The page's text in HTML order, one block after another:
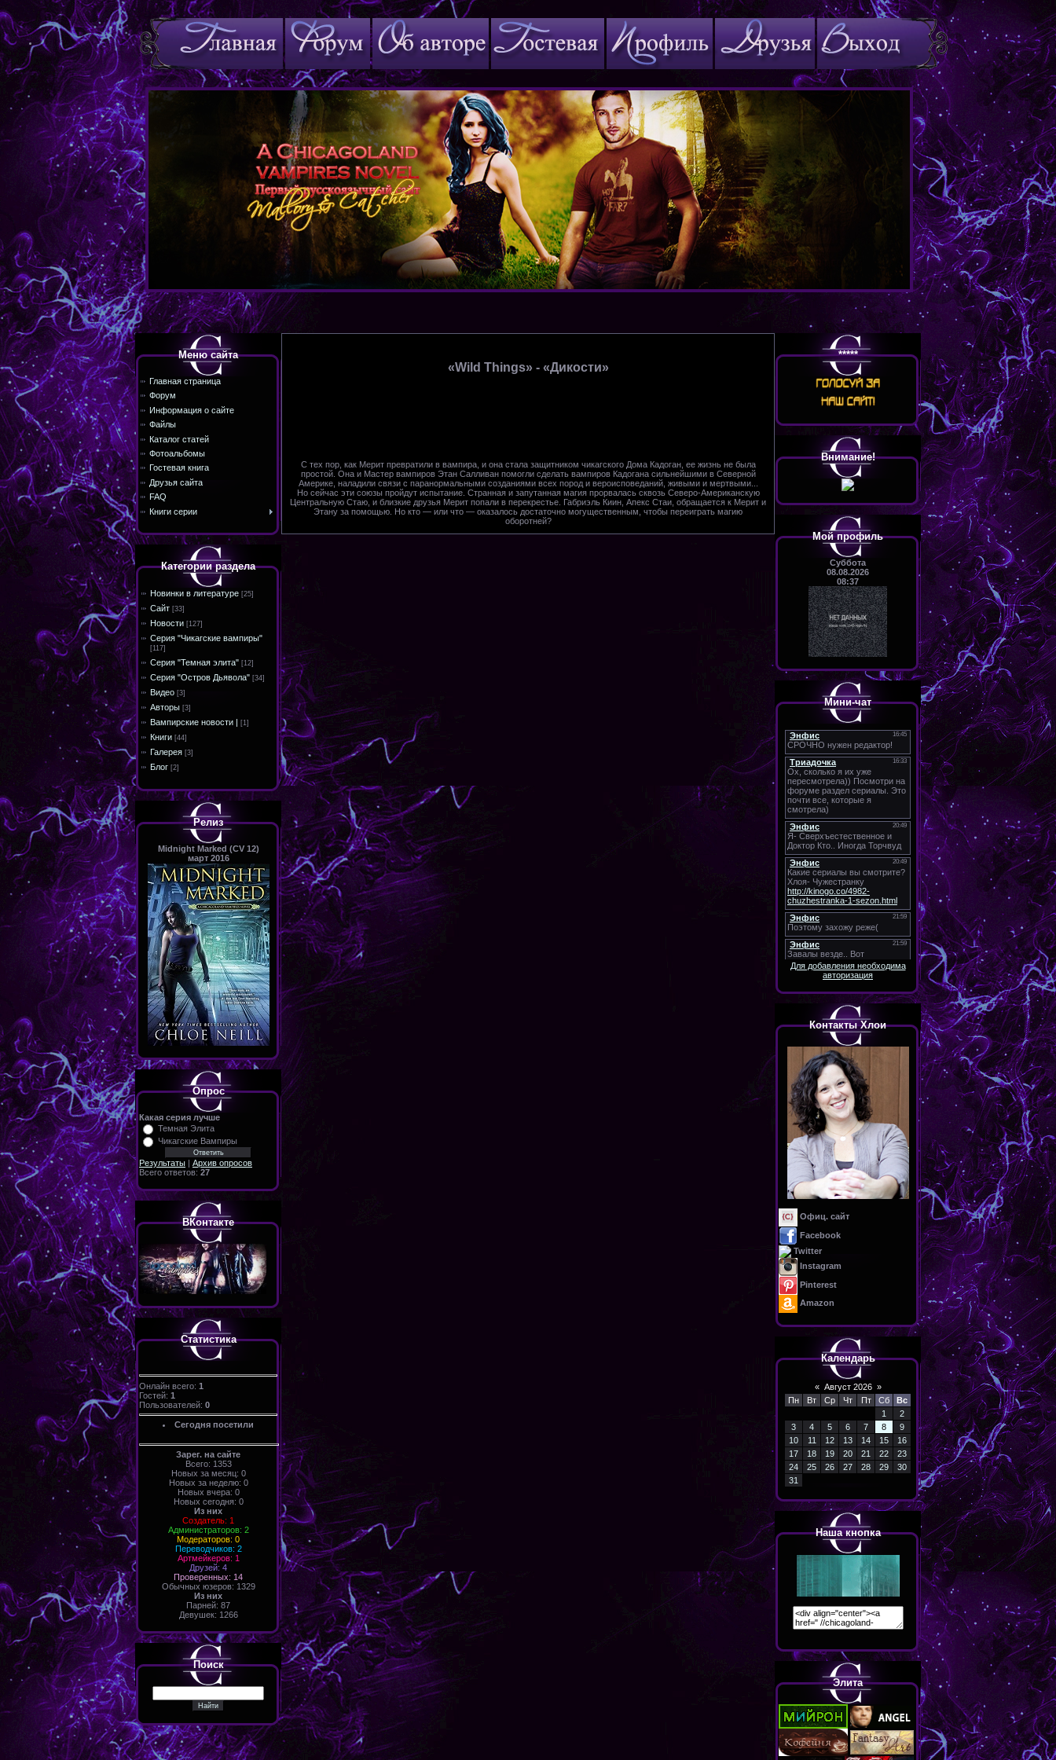
Меню сайта
Главная страница
Форум
Информация о сайте
Файлы
Каталог статей
Фотоальбомы
Гостевая книга
Друзья сайта
FAQ
Книги серии
Категории раздела
Новинки в литературе [25]
Сайт [33]
Новости [127]
Серия "Чикагские вампиры"
[117]
Серия "Темная элита" [12]
Серия "Остров Дьявола" [34]
Видео [3]
Авторы [3]
Вампирские новости | [1]
Книги [44]
Галерея [3]
Блог [2]
Релиз
Midnight Marked (CV 12)
март 2016
Опрос
Какая серия лучше
Темная Элита
Чикагские Вампиры
Результаты | Архив опросов
Всего ответов: 27
ВКонтакте
Статистика
Онлайн всего: 1
Гостей: 1
Пользователей: 0
Сегодня посетили
Зарег. на сайте
Всего: 1353
Новых за месяц: 0
Новых за неделю: 0
Новых вчера: 0
Новых сегодня: 0
Из них
Создатель: 1
Администраторов: 2
Модераторов: 0
Переводчиков: 2
Артмейкеров: 1
Друзей: 4
Проверенных: 14
Обычных юзеров: 1329
Из них
Парней: 87
Девушек: 1266
Поиск
«Wild Things» - «Дикости»
С тех пор, как Мерит превратили в вампира, и она стала защитником чикагского Дома Кадоган, ее жизнь не была
простой. Она и Мастер вампиров Этан Салливан помогли сделать вампиров Кадогана сильнейшими в Северной
Америке, наладили связи с паранормальными созданиями всех пород и вероисповеданий, живыми и мертвыми...
Но сейчас эти союзы пройдут испытание. Странная и запутанная магия прорвалась сквозь Северо-Американскую
Центральную Стаю, и близкие друзья Мерит попали в перекрестье. Габриэль Киин, Апекс Стаи, обращается к Мерит и
Этану за помощью. Но кто — или что — оказалось достаточно могущественным, чтобы переиграть магию
оборотней?
*****
Внимание!
Мой профиль
Суббота
08.08.2026
08:37
Мини-чат
Для добавления необходима
авторизация
Контакты Хлои
Офиц. сайт
Facebook
Twitter
Instagram
Pinterest
Amazon
Календарь
« Август 2026 »
Пн
Вт Ср Чт Пт Сб
Вс
1
2
3
4 5 6 7 8
9
10
11 12 13 14 15
16
17
18 19 20 21 22
23
24
25 26 27 28 29
30
31
Наша кнопка
Элита